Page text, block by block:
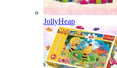
JollyHeap